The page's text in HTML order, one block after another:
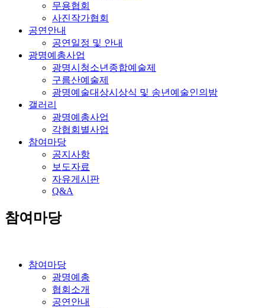
무용협회
사진작가협회
공연안내
공연일정 및 안내
광명예총사업
광명시청소년종합예술제
구름산예술제
광명예술대상시상식 및 송년예술인의밤
갤러리
광명예총사업
각협회별사업
참여마당
공지사항
보도자료
자유게시판
Q&A
참여마당
참여마당
광명예총
협회소개
공연안내